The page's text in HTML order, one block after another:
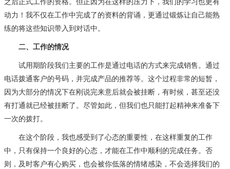
动力！我不仅在工作中完成了的资料的背诵，更通过锻炼让自己能熟
练的将这些知识带入到对话中。
二、工作的情况
试用期阶段我们主要的工作是通过电话的方式来完成销售。通过
电话拨通客户的号码，并完成产品的推荐等。这个过程非常的短暂，
因为大部分的情况下在刚说完来意后就会被挂断，有时候，甚至还没
有打通就已经被挂断了。尽管如此，但我们也只能打起精神来准备下
一次的拨打。
在这个阶段，我也感受到了心态的重要性，在这样重复的工作
中，只有保持一个良好的心态，才能在工作中顺利的完成任务。否
则，及时客户有心购买，也会被你低落的情绪感染，不会选择我们的